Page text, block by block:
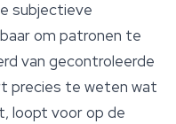
subjectieve
om patronen te
van gecontroleerde
precies te weten wat
loopt voor op de